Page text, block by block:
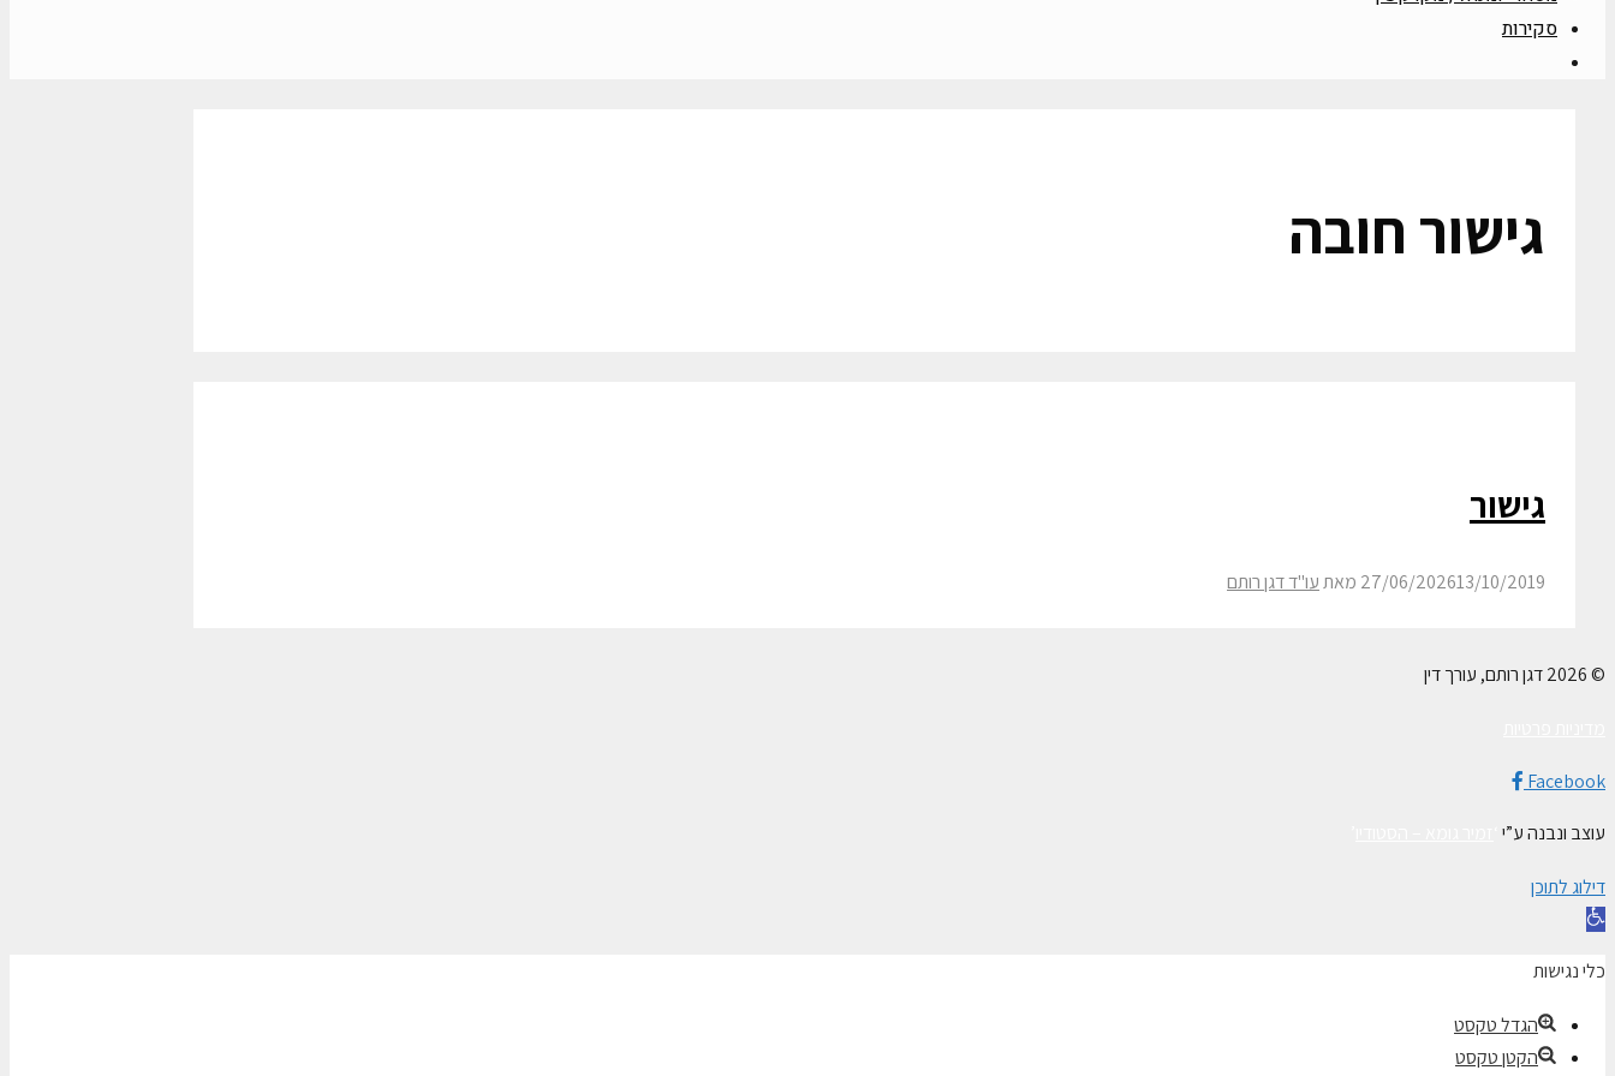
סקירות
גישור חובה
גישור
27/06/202613/10/2019 מאתעו"ד דגן רותם
© 2026 דגן רותם, עורך דין
Facebook
עוצב ונבנה ע”י
דילוג לתוכן
פתח
נגישות
כלי נגישות
הגדל טקסט
הקטן טקסט